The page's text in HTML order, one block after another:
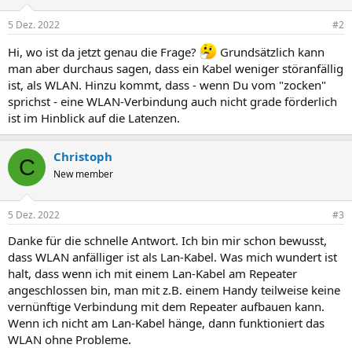
5 Dez. 2022 #2
Hi, wo ist da jetzt genau die Frage?
Grundsätzlich kann
man aber durchaus sagen, dass ein Kabel weniger störanfällig
ist, als WLAN. Hinzu kommt, dass - wenn Du vom "zocken"
sprichst - eine WLAN-Verbindung auch nicht grade förderlich
ist im Hinblick auf die Latenzen.
C Christoph
New member
5 Dez. 2022 #3
Danke für die schnelle Antwort. Ich bin mir schon bewusst,
dass WLAN anfälliger ist als Lan-Kabel. Was mich wundert ist
halt, dass wenn ich mit einem Lan-Kabel am Repeater
angeschlossen bin, man mit z.B. einem Handy teilweise keine
vernünftige Verbindung mit dem Repeater aufbauen kann.
Wenn ich nicht am Lan-Kabel hänge, dann funktioniert das
WLAN ohne Probleme.